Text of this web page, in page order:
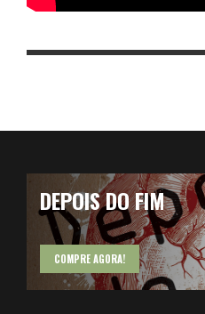
DEPOIS DO FIM
COMPRE AGORA!